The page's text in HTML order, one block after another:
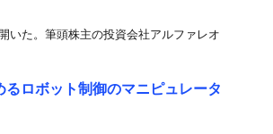
いた。筆頭株主の投資会社アルファレオ
るロボット制御のマニピュレータ